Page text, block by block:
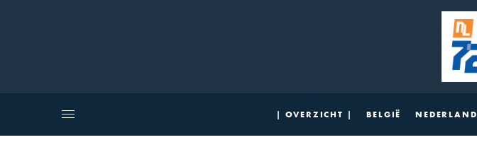
| OVERZICHT | BELGIË NEDERLAND